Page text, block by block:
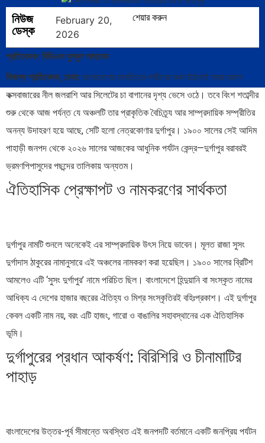
নিউজ
ডেস্ক
February 20,
2026
শেয়ার করুন
প্রতিবেদক: বিডিএস বুলবুল আহমেদ
নিজস্ব প্রতিবেদক, ঢাকা: বাংলাদেশের মানচিত্রে পর্যটনের কথা উঠলেই সবার আগে
কক্সবাজারের নীল জলরাশি আর সিলেটের চা বাগানের দৃশ্য ভেসে ওঠে। তবে বিংশ শতাব্দীর
শুরু থেকে আজ পর্যন্ত যে অঞ্চলটি তার প্রাকৃতিক বৈচিত্র্য আর সাম্প্রদায়িক সম্প্রীতির
অনন্য উদাহরণ হয়ে আছে, সেটি হলো নেত্রকোণার দুর্গাপুর। ১৯০০ সালের সেই আদিম
পাহাড়ী জনপদ থেকে ২০২৬ সালের আজকের আধুনিক পর্যটন কেন্দ্র—দুর্গাপুর বরাবরই
ভ্রমণপিপাসুদের পছন্দের তালিকায় অন্যতম।
ঐতিহাসিক প্রেক্ষাপট ও নামকরণের সার্থকতা
দুর্গাপুর নামটি শুনলে অনেকেই এর সাম্প্রদায়িক উৎস নিয়ে ভাবেন। মূলত রাজা সুসং
দুর্গাদাস ঠাকুরের নামানুসারে এই অঞ্চলের নামকরণ করা হয়েছিল। ১৯০০ সালের ব্রিটিশ
আমলেও এটি ‘সুসং দুর্গাপুর’ নামে পরিচিত ছিল। বাংলাদেশে হিন্দুয়ানি বা সংস্কৃত নামের
আধিক্য এ দেশের হাজার বছরের ঐতিহ্য ও মিশ্র সংস্কৃতিরই বহিঃপ্রকাশ। এই দুর্গাপুর
কেবল একটি নাম নয়, বরং এটি হাজং, গারো ও বাঙালির সহাবস্থানের এক ঐতিহাসিক
ভূমি।
দুর্গাপুরের প্রধান আকর্ষণ: বিরিশিরি ও চীনামাটির
পাহাড়
বাংলাদেশের উত্তর-পূর্ব সীমান্তে অবস্থিত এই জনপদটি বর্তমানে একটি জনপ্রিয় পর্যটন